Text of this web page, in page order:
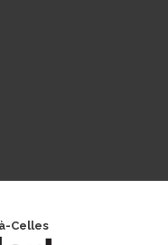
Celles